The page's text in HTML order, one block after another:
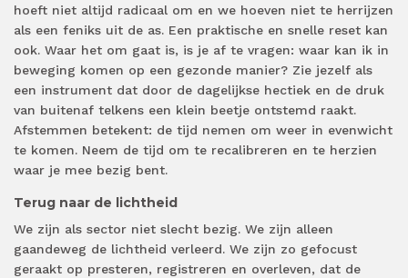
hoeft niet altijd radicaal om en we hoeven niet te herrijzen
als een feniks uit de as. Een praktische en snelle reset kan
ook. Waar het om gaat is, is je af te vragen: waar kan ik in
beweging komen op een gezonde manier? Zie jezelf als
een instrument dat door de dagelijkse hectiek en de druk
van buitenaf telkens een klein beetje ontstemd raakt.
Afstemmen betekent: de tijd nemen om weer in evenwicht
te komen. Neem de tijd om te recalibreren en te herzien
waar je mee bezig bent.
Terug naar de lichtheid
We zijn als sector niet slecht bezig. We zijn alleen
gaandeweg de lichtheid verleerd. We zijn zo gefocust
geraakt op presteren, registreren en overleven, dat de